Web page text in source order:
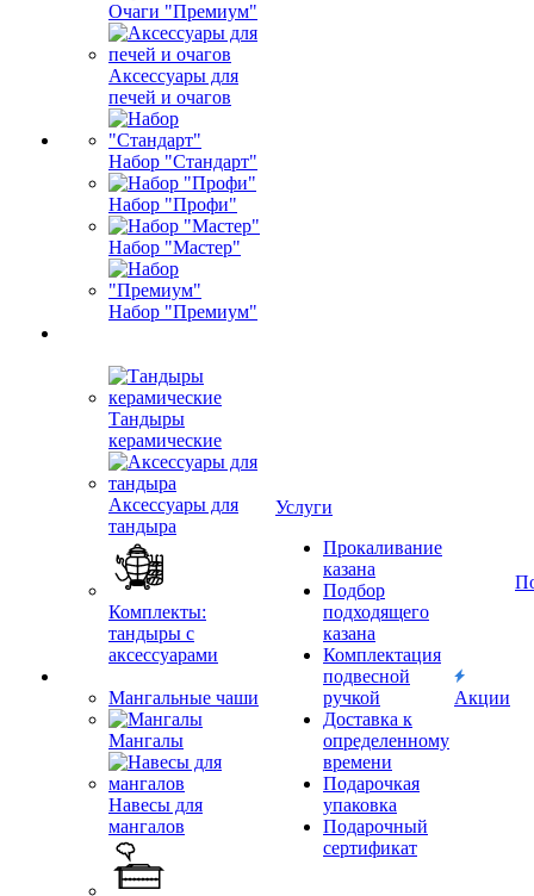
Очаги "Премиум"
Аксессуары для
печей и очагов
Набор "Стандарт"
Набор "Профи"
Набор "Мастер"
Набор "Премиум"
Тандыры
керамические
Аксессуары для
тандыра
Комплекты:
тандыры с
аксессуарами
Мангальные чаши
Мангалы
Навесы для
мангалов
Услуги
Прокаливание
казана
Подбор
подходящего
казана
Комплектация
подвесной
ручкой
Доставка к
определенному
времени
Подарочкая
упаковка
Подарочный
сертификат
Акции